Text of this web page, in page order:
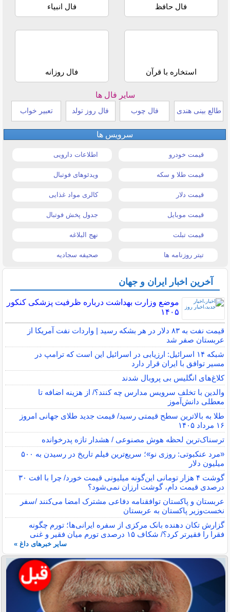
فال حافظ فال انبیاء
استخاره با قرآن فال روزانه
سایر فال ها
طالع بینی هندی فال چوب فال روز تولد تعبیر خواب
سرویس ها
قیمت خودرو اطلاعات دارویی
قیمت طلا و سکه ویدئوهای فوتبال
قیمت دلار کالری مواد غذایی
قیمت موبایل جدول پخش فوتبال
قیمت تبلت نهج البلاغه
تیتر روزنامه ها صحیفه سجادیه
آخرین اخبار ایران و جهان
موضع وزارت بهداشت درباره ظرفیت پزشکی کنکور
۱۴۰۵
قیمت نفت به ۸۳ دلار در هر بشکه رسید | واردات نفت آمریکا از
عربستان صفر شد
شبکه ۱۴ اسرائیل: ارزیابی در اسرائیل این است که ترامپ در
مسیر توافق با ایران قرار دارد
کلاغ‌های انگلیس بی پروبال شدند
والدین با تخلف سرویس مدارس چه کنند؟/ از هزینه اضافه تا
معطلی دانش‌آموز
طلا به بالاترین سطح قیمتی رسید/ قیمت جدید طلای جهانی امروز
۱۶ مرداد ۱۴۰۵
ترسناک‌ترین لحظه هوش مصنوعی / هشدار تازه پدرخوانده
«مرد عنکبوتی: روزی نو»؛ سریع‌ترین فیلم تاریخ در رسیدن به ۵۰۰
میلیون دلار
گوشت ۴ هزار تومانی این‌گونه میلیونی قیمت خورد/ چرا با افت ۳۰
درصدی قیمت دام، گوشت ارزان نمی‌شود؟
عربستان و پاکستان توافقنامه دفاعی مشترک امضا می‌کنند /سفر
نخست‌وزیر پاکستان به عربستان
گزارش تکان‌ دهنده بانک مرکزی از سفره ایرانی‌ها؛ تورم چگونه
فقرا را فقیرتر کرد؟/ شکاف ۱۵ درصدی تورم میان فقیر و غنی
سایر خبرهای داغ »